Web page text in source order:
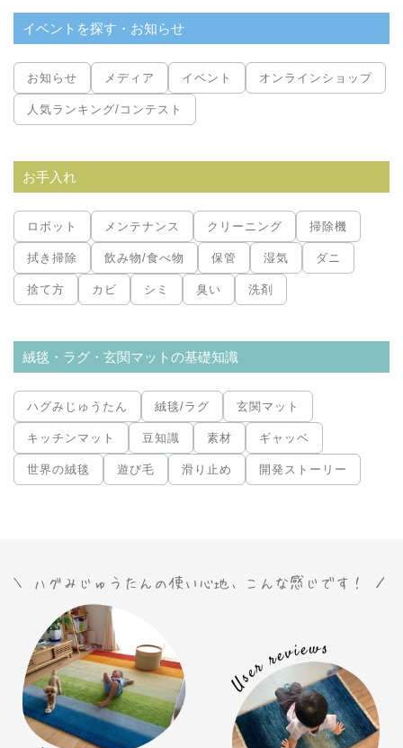
イベントを探す・お知らせ
お知らせ メディア イベント オンラインショップ
人気ランキング/コンテスト
お手入れ
ロボット メンテナンス クリーニング 掃除機
拭き掃除 飲み物/食べ物 保管 湿気 ダニ
捨て方 カビ シミ 臭い 洗剤
絨毯・ラグ・玄関マットの基礎知識
ハグみじゅうたん 絨毯/ラグ 玄関マット
キッチンマット 豆知識 素材 ギャッベ
世界の絨毯 遊び毛 滑り止め 開発ストーリー